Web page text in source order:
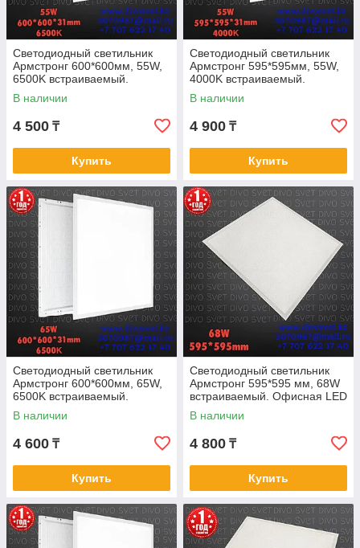
Светодиодный светильник
Армстронг 600*600мм, 55W,
6500K встраиваемый.
Светильник LED офисный
потолочный
В наличии
4 500 ₸
Купить
Светодиодный светильник
Армстронг 595*595мм, 55W,
4000K встраиваемый.
Светильник LED офисный
потолочный
В наличии
4 900 ₸
Купить
Светодиодный светильник
Армстронг 600*600мм, 65W,
6500K встраиваемый.
Светильник LED офисный
потолочный
В наличии
4 600 ₸
Купить
Светодиодный светильник
Армстронг 595*595 мм, 68W
встраиваемый. Офисная LED
панель 68 Ватт 6000К
В наличии
4 800 ₸
Купить